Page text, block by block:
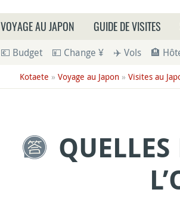
VOYAGE AU JAPON GUIDE DE VISITES
💶 Budget 💴 Change ¥ ✈️ Vols 🏨
Kotaete » Voyage au Japon» Visites au